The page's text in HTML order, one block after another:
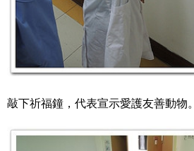
敲下祈福鐘，代表宣示愛護友善動物。